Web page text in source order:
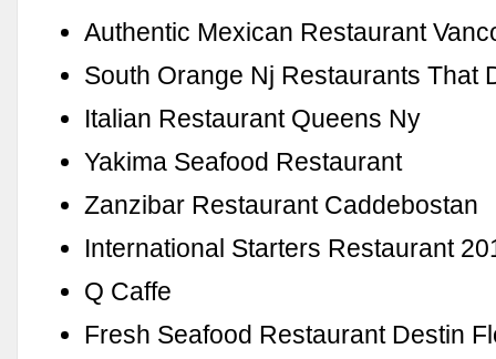
Authentic Mexican Restaurant
South Orange Nj Restaurants That
Italian Restaurant Queens Ny
Yakima Seafood Restaurant
Zanzibar Restaurant Caddebostan
International Starters Restaurant
Q Caffe
Fresh Seafood Restaurant Destin